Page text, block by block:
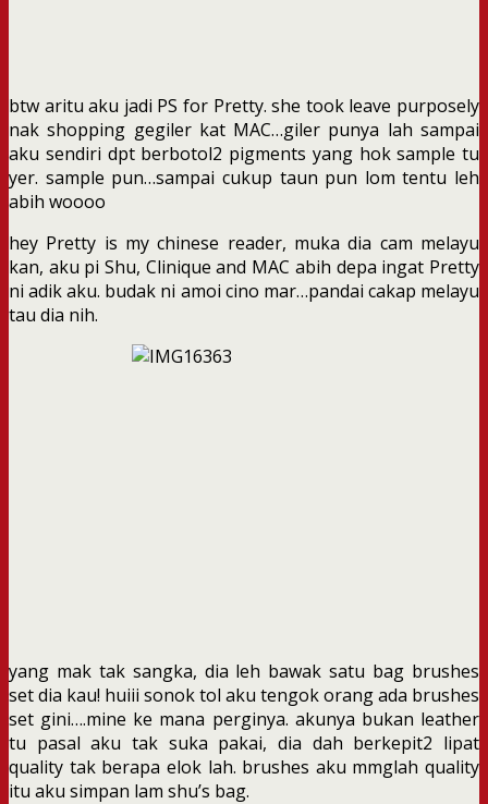
btw aritu aku jadi PS for Pretty. she took leave purposely
nak shopping gegiler kat MAC…giler punya lah sampai
aku sendiri dpt berbotol2 pigments yang hok sample tu
yer. sample pun…sampai cukup taun pun lom tentu leh
abih woooo
hey Pretty is my chinese reader, muka dia cam melayu
kan, aku pi Shu, Clinique and MAC abih depa ingat Pretty
ni adik aku. budak ni amoi cino mar…pandai cakap melayu
tau dia nih.
yang mak tak sangka, dia leh bawak satu bag brushes
set dia kau! huiii sonok tol aku tengok orang ada brushes
set gini….mine ke mana perginya. akunya bukan leather
tu pasal aku tak suka pakai, dia dah berkepit2 lipat
quality tak berapa elok lah. brushes aku mmglah quality
itu aku simpan lam shu’s bag.